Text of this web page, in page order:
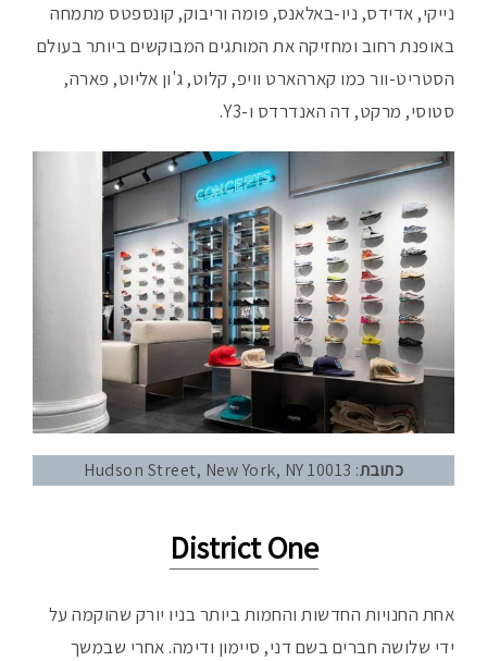
נייקי, אדידס, ניו-באלאנס, פומה וריבוק, קונספטס מתמחה
באופנת רחוב ומחזיקה את המותגים המבוקשים ביותר בעולם
הסטריט-וור כמו קארהארט וויפ, קלוט, ג'ון אליוט, פארה,
סטוסי, מרקט, דה האנדרדס ו-Y3.
כתובת: Hudson Street, New York, NY 10013
District One
אחת החנויות החדשות והחמות ביותר בניו יורק שהוקמה על
ידי שלושה חברים בשם דני, סיימון ודימה. אחרי שבמשך